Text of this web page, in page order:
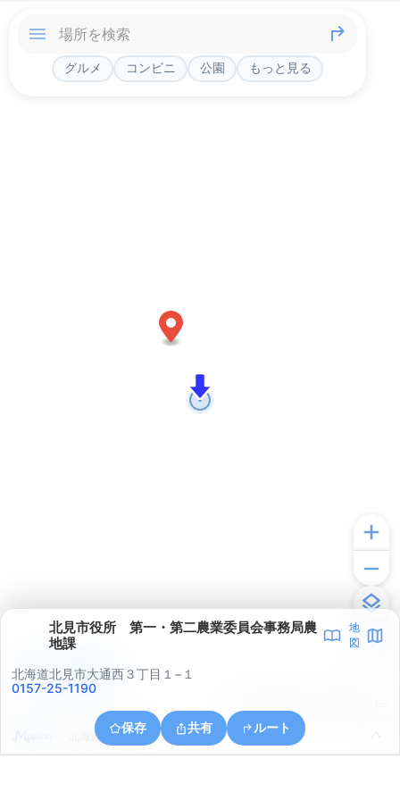
グルメ コンビニ 公園 もっと見る
北見市役所 第一・第二農業委員会事務局農
地課
地
図
北海道北見市大通西３丁目１−１
0157-25-1190
保存 共有 ルート
北海道北見市南丘
アプリで見る